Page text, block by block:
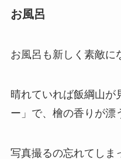
お風呂
お風呂も新しく素敵に
晴れていれば飯綱山が
ー」で、檜の香りが漂
写真撮るの忘れてしま